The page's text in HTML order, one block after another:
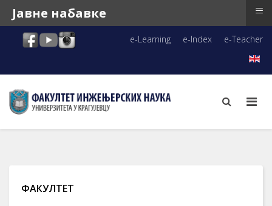
e-Learning e-Index e-Teacher
ФАКУЛТЕТ
Јавне набавке ≡